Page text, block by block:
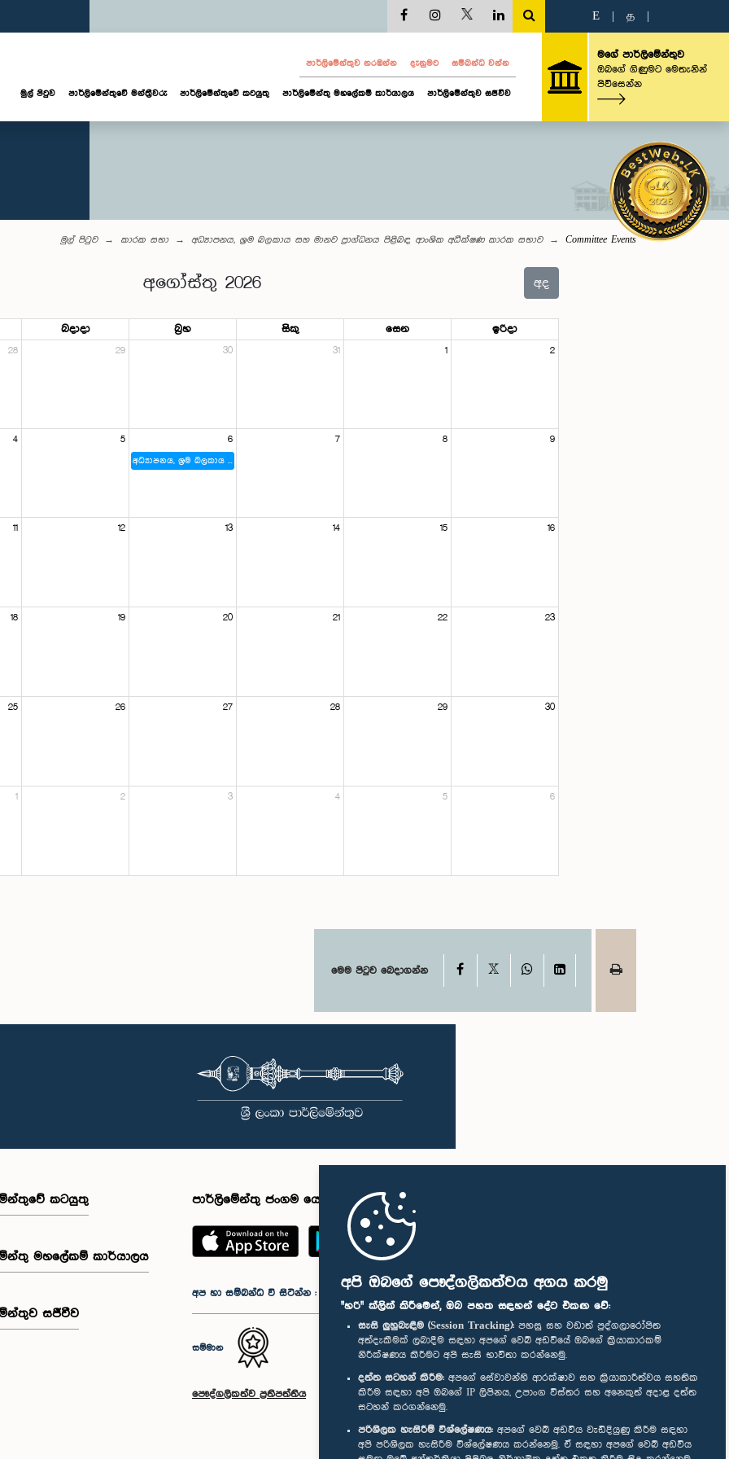
අපි ඔබගේ පෞද්ගලිකත්වය අගය කරමු
"හරි" ක්ලික් කිරීමෙන්, ඔබ පහත සඳහන් දේට එකඟ වේ:
සැසි ලුහුබැඳීම (Session Tracking): පහසු සහ වඩාත් පුද්ගලාරෝපිත
අත්දැකීමක් ලබාදීම සඳහා අපගේ වෙබ් අඩවියේ ඔබගේ ක්‍රියාකාරකම්
නිරීක්ෂණය කිරීමට අපි සැසි භාවිතා කරන්නෙමු.
දත්ත සටහන් කිරීම: අපගේ සේවාවන්හි ආරක්ෂාව සහ ක්‍රියාකාරීත්වය සහතික
කිරීම සඳහා අපි ඔබගේ IP ලිපිනය, උපාංග විස්තර සහ අනෙකුත් අදාළ දත්ත
සටහන් කරගන්නෙමු.
පරිශීලක හැසිරීම් විශ්ලේෂණය: අපගේ වෙබ් අඩවිය වැඩිදියුණු කිරීම සඳහා
අපි පරිශීලක හැසිරීම විශ්ලේෂණය කරන්නෙමු. ඒ සඳහා අපගේ වෙබ් අඩවිය
E த
පාර්ලි‌මේන්තුව නරඹන්න දැනුමට සම්බන්ධ වන්න
මුල් පිටුව පාර්ලි‌මේන්තුවේ මන්ත්‍රීවරු පාර්ලිමේන්තුවේ කටයුතු පාර්ලිමේන්තු මහලේකම් කාර්යාලය පාර්ලිමේන්තුව සජීවීව
මගේ පාර්ලිමේන්තුව
ඔබගේ ගිණුමට මෙතැනින්
පිවිසෙන්න
මුල් පිටුව කාරක සභා අධ්‍යාපනය, ශ්‍රම බලකාය සහ මානව ප්‍රාග්ධනය පිළිබඳ ආංශික අධීක්ෂණ කාරක සභාව Committee Events
අගෝස්තු 2026 අද
බදාදා බ්‍රහ සිකු සෙන ඉරිදා
28 29 30 31 1 2
4 5 6
අධ්‍යාපනය, ශ්‍රම බලකාය සහ මානව ප්‍රාග්ධනය පිළිබඳ ආංශික අධීක්ෂණ කාරක සභාව
7 8 9
11 12 13 14 15 16
18 19 20 21 22 23
25 26 27 28 29 30
1 2 3 4 5 6
මෙම පිටුව බෙදාගන්න Facebook WhatsAppLinkedIn
කටයුතු
මහලේකම් කාර්යාලය
සජීවීව
පාර්ලිමේන්තු ජංගම යෙදුම
අප හා සම්බන්ධ වී සිටින්න :
සම්මාන
පෞද්ගලිකත්ව ප්‍රතිපත්තිය